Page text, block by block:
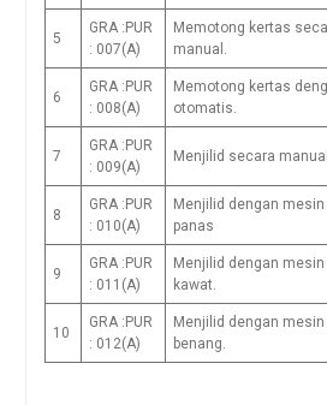
5
GRA :PUR
: 007(A)
Memotong kertas
manual.
6
GRA :PUR
: 008(A)
Memotong kertas
otomatis.
7
GRA :PUR
: 009(A)
Menjilid secara
8
GRA :PUR
: 010(A)
Menjilid dengan
panas
9
GRA :PUR
: 011(A)
Menjilid dengan
kawat.
10
GRA :PUR
: 012(A)
Menjilid dengan
benang.